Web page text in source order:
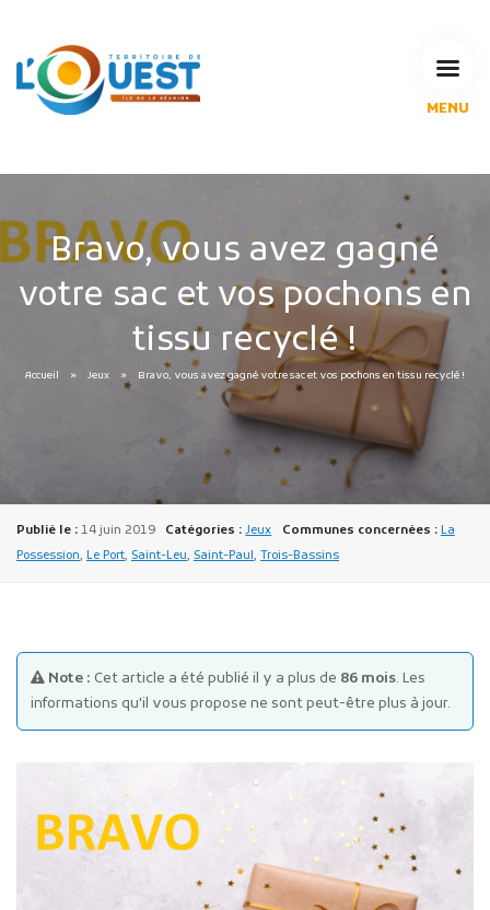
MENU
Espace Pédagogique
RECHERCHE
CALENDRIERS DE COLLECTE
MES DÉMARCHES
Publicité des actes
Marchés publics
Projets financés par l'Europe
Plans d'accès
Bravo, vous avez gagné
votre sac et vos pochons en
tissu recyclé !
Accueil Jeux Bravo, vous avez gagné votre sac et vos pochons en tissu recyclé !
Publié le : 14 juin 2019 Catégories : Jeux Communes concernées : La
Possession, Le Port, Saint-Leu, Saint-Paul, Trois-Bassins
Note : Cet article a été publié il y a plus de 86 mois. Les
informations qu'il vous propose ne sont peut-être plus à jour.